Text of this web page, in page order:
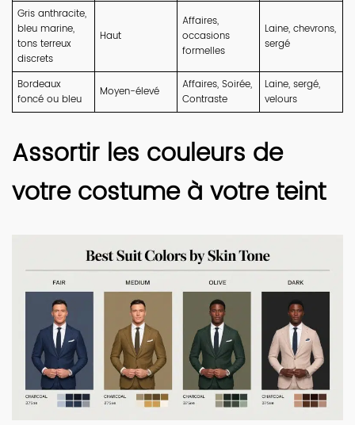
Gris anthracite,
bleu marine,
tons terreux
discrets
Haut
Affaires,
occasions
formelles
Laine, chevrons,
sergé
Bordeaux
foncé ou bleu
Moyen-élevé
Affaires, Soirée,
Contraste
Laine, sergé,
velours
Assortir les couleurs de
votre costume à votre teint